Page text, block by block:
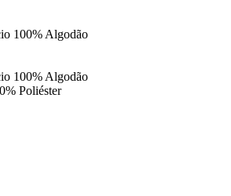
100% Algodão
100% Algodão
Poliéster